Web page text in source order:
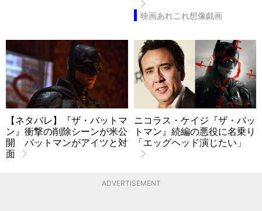
映画あれこれ想像戯画
【ネタバレ】『ザ・バットマ
ン』衝撃の削除シーンが米公
開 バットマンがアイツと対
面
ニコラス・ケイジ『ザ・バッ
トマン』続編の悪役に名乗り
「エッグヘッド演じたい」
ADVERTISEMENT